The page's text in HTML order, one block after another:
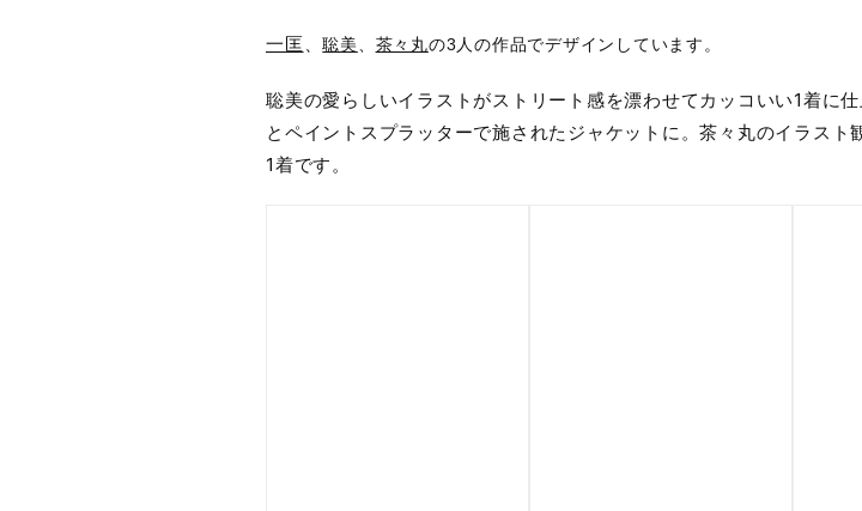
一匡 、聡美 茶々丸の3人の作品でデザインしています。
聡美の愛らしいイラストがストリート感を漂わせてカッコいい1着に
とペイントスプラッターで施されたジャケットに。茶々丸のイラス
1着です。